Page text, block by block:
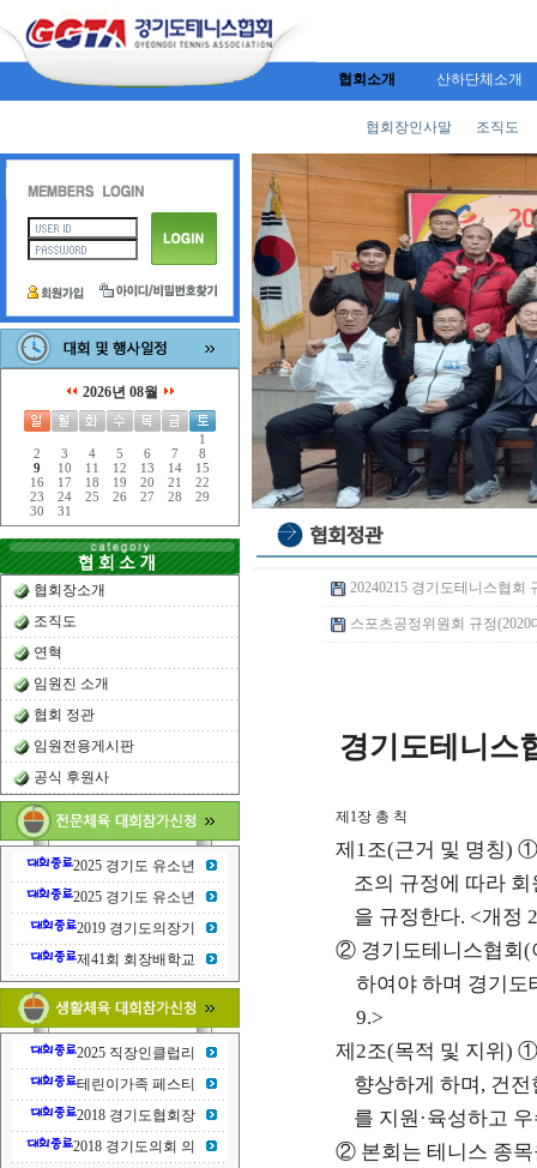
협회소개 산하단체소개
협회장인사말 조직도
2026년 08월
1
2
3 4 5 6 7
8
9
10 11 12 13 14
15
16
17 18 19 20 21
22
23
24 25 26 27 28
29
30
31
협회장소개
조직도
연혁
임원진 소개
협회 정관
임원전용게시판
공식 후원사
2025 경기도 유소년
2025 경기도 유소년
2019 경기도의장기
제41회 회장배학교
2025 직장인클럽리
테린이가족 페스티
2018 경기도협회장
2018 경기도의회 의
20240215 경기도테니스협회
스포츠공정위원회 규정
경기도테니스
제 1장 총 칙
제 1조(근거 및 명칭)
조의 규정에 따라
을 규정한다. <개정
② 경기도테니스협회(
하여야 하며 경기도
9.>
제2조(목적 및 지위)
향상하게 하며 , 건전
를 지원 ·육성하고
② 본회는 테니스 종